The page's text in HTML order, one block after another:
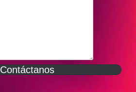
Contáctanos